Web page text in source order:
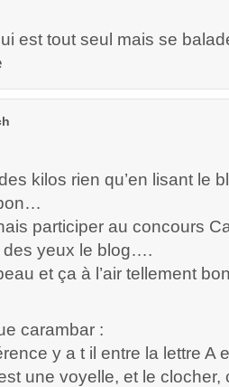
est tout seul mais se
kilos rien qu’en lisant le
participer au concours
des yeux le blog….
et ça à l’air tellement
carambar :
y a t il entre la lettre A
une voyelle, et le clocher,